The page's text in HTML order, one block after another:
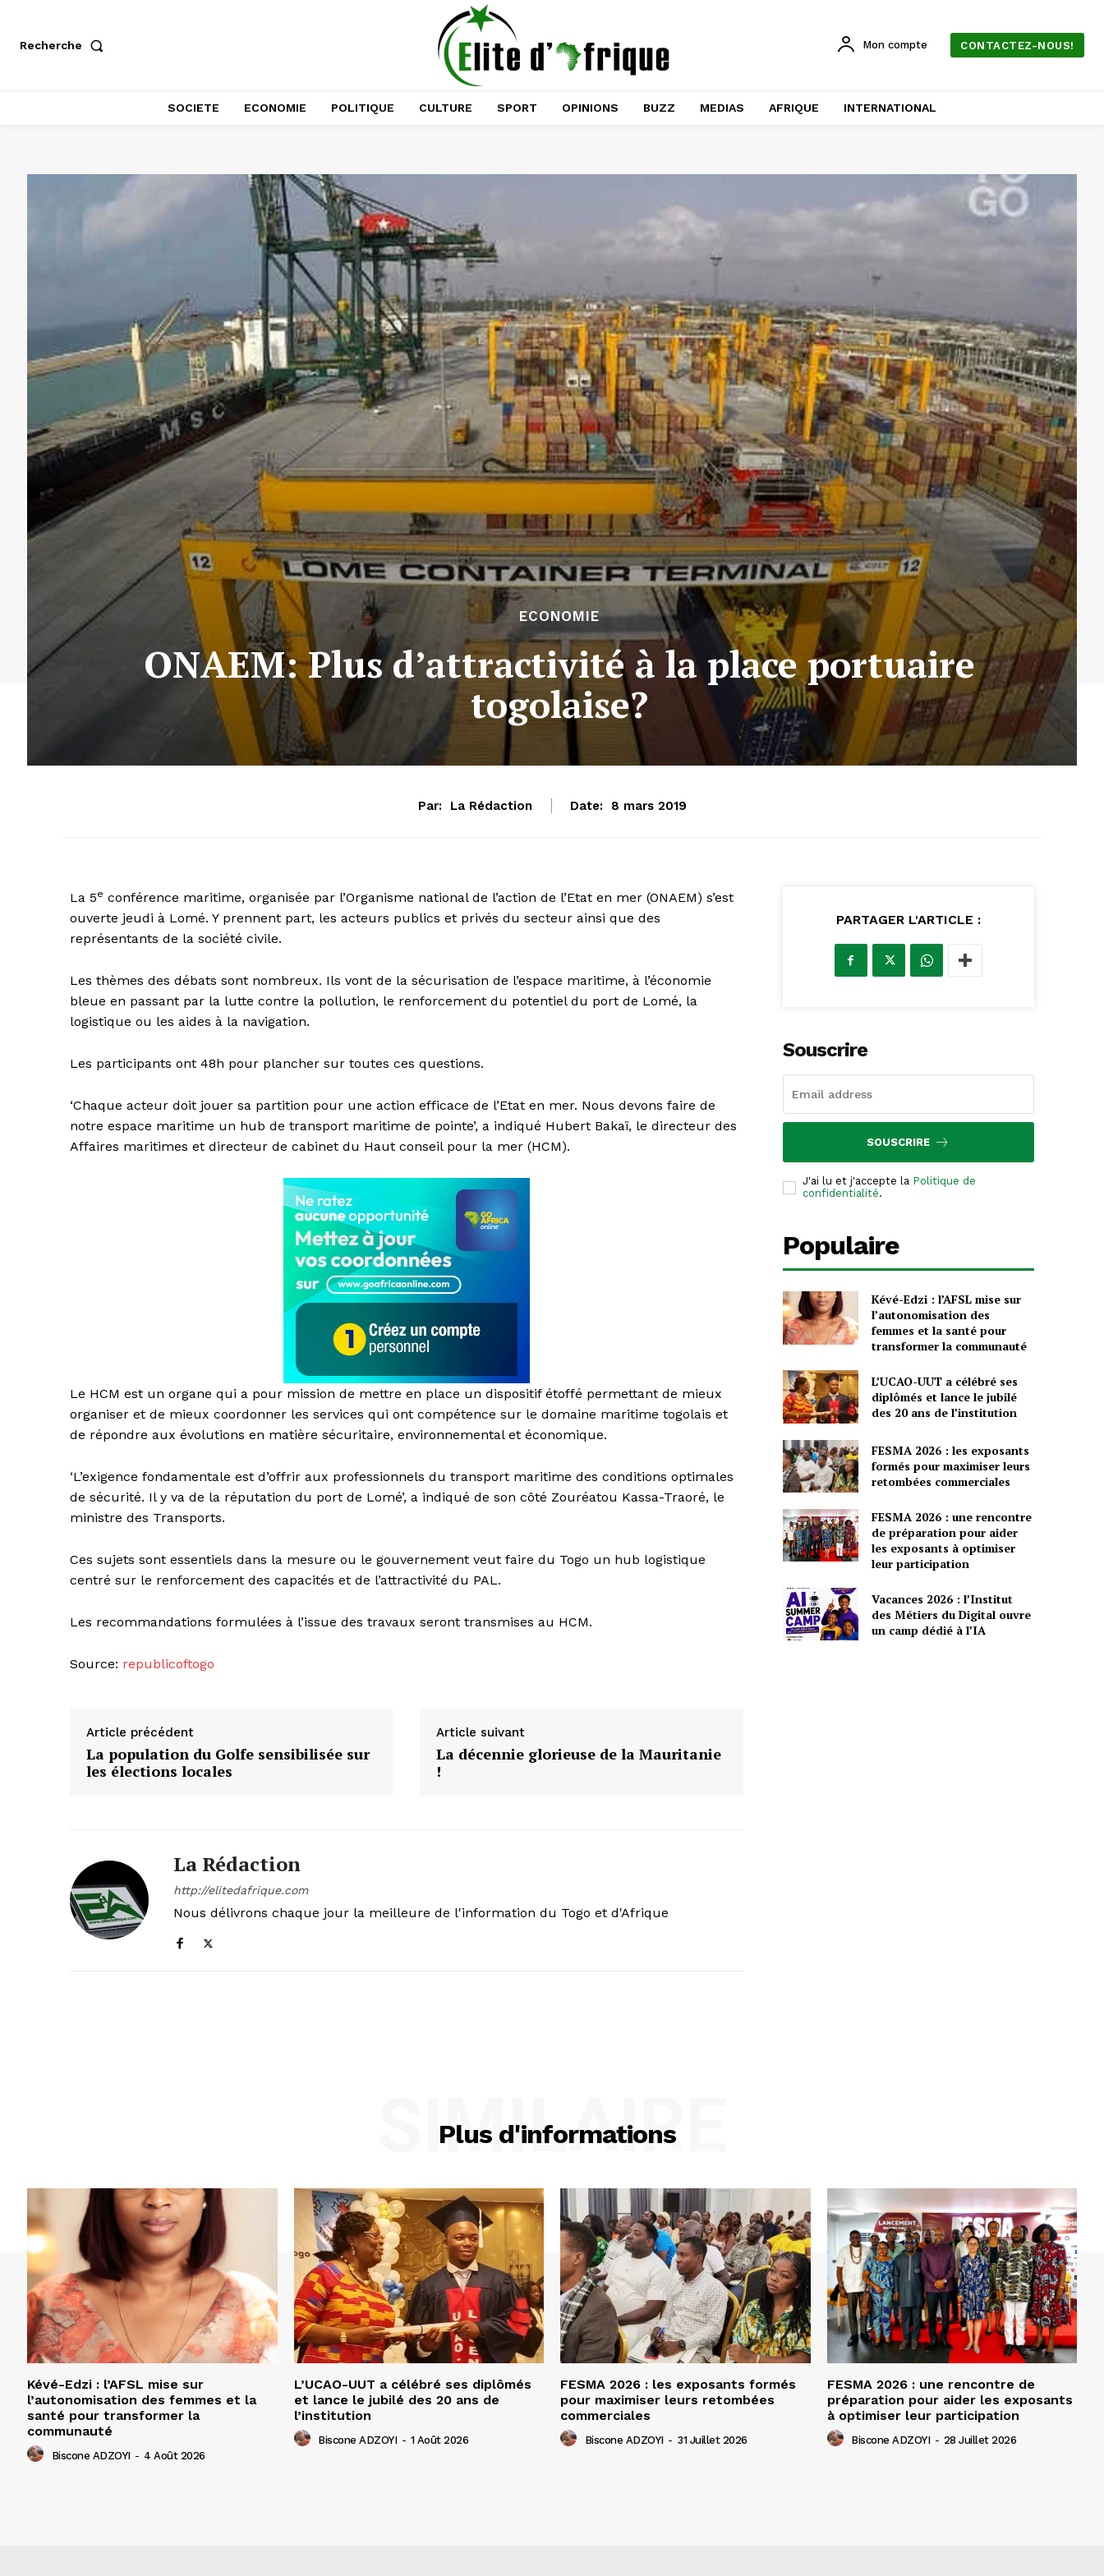
Recherche Mon compte CONTACTEZ-NOUS!
SOCIETE ECONOMIE POLITIQUE CULTURE SPORT OPINIONS BUZZ MEDIAS AFRIQUE INTERNATIONAL
ECONOMIE
ONAEM: Plus d’attractivité à la place portuaire
togolaise?
Par: La Rédaction Date: 8 mars 2019
La 5e conférence maritime, organisée par l’Organisme national de l’action de l’Etat en mer (ONAEM) s’est
ouverte jeudi à Lomé. Y prennent part, les acteurs publics et privés du secteur ainsi que des
représentants de la société civile.
Les thèmes des débats sont nombreux. Ils vont de la sécurisation de l’espace maritime, à l’économie
bleue en passant par la lutte contre la pollution, le renforcement du potentiel du port de Lomé, la
logistique ou les aides à la navigation.
Les participants ont 48h pour plancher sur toutes ces questions.
‘Chaque acteur doit jouer sa partition pour une action efficace de l’Etat en mer. Nous devons faire de
notre espace maritime un hub de transport maritime de pointe’, a indiqué Hubert Bakaï, le directeur des
Affaires maritimes et directeur de cabinet du Haut conseil pour la mer (HCM).
Le HCM est un organe qui a pour mission de mettre en place un dispositif étoffé permettant de mieux
organiser et de mieux coordonner les services qui ont compétence sur le domaine maritime togolais et
de répondre aux évolutions en matière sécuritaire, environnemental et économique.
‘L’exigence fondamentale est d’offrir aux professionnels du transport maritime des conditions optimales
de sécurité. Il y va de la réputation du port de Lomé’, a indiqué de son côté Zouréatou Kassa-Traoré, le
ministre des Transports.
Ces sujets sont essentiels dans la mesure ou le gouvernement veut faire du Togo un hub logistique
centré sur le renforcement des capacités et de l’attractivité du PAL.
Les recommandations formulées à l’issue des travaux seront transmises au HCM.
Source: republicoftogo
Article précédent
La population du Golfe sensibilisée sur
les élections locales
Article suivant
La décennie glorieuse de la Mauritanie
!
La Rédaction
http://elitedafrique.com
Nous délivrons chaque jour la meilleure de l'information du Togo et d'Afrique
PARTAGER L'ARTICLE :
Souscrire
SOUSCRIRE
J'ai lu et j'accepte la Politique de
confidentialité.
Populaire
Kévé-Edzi : l’AFSL mise sur
l’autonomisation des
femmes et la santé pour
transformer la communauté
L’UCAO-UUT a célébré ses
diplômés et lance le jubilé
des 20 ans de l’institution
FESMA 2026 : les exposants
formés pour maximiser leurs
retombées commerciales
FESMA 2026 : une rencontre
de préparation pour aider
les exposants à optimiser
leur participation
Vacances 2026 : l’Institut
des Métiers du Digital ouvre
un camp dédié à l’IA
Plus d'informations
SIMILAIRE
Kévé-Edzi : l’AFSL mise sur
l’autonomisation des femmes et la
santé pour transformer la
communauté
Biscone ADZOYI - 4 Août 2026
L’UCAO-UUT a célébré ses diplômés
et lance le jubilé des 20 ans de
l’institution
Biscone ADZOYI - 1 Août 2026
FESMA 2026 : les exposants formés
pour maximiser leurs retombées
commerciales
Biscone ADZOYI - 31 Juillet 2026
FESMA 2026 : une rencontre de
préparation pour aider les exposants
à optimiser leur participation
Biscone ADZOYI - 28 Juillet 2026